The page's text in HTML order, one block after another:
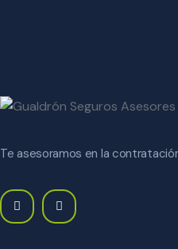
Te asesoramos en la